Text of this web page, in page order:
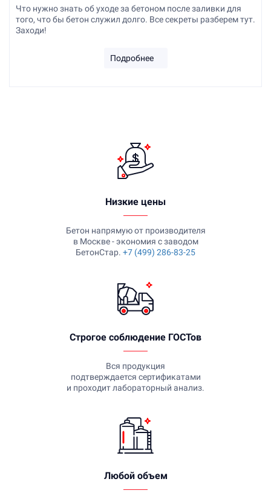
Что нужно знать об уходе за бетоном после заливки для
того, что бы бетон служил долго. Все секреты разберем тут.
Заходи!
Подробнее
Низкие цены
Бетон напрямую от производителя
в Москве - экономия с заводом
БетонСтар. +7 (499) 286-83-25
Строгое соблюдение ГОСТов
Вся продукция
подтверждается сертификатами
и проходит лабораторный анализ.
Любой объем